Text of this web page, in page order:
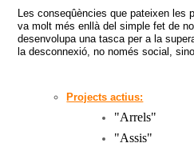
Les conseqûències que pateixen les
va molt més enllà del simple fet de
desenvolupa una tasca per a la
la desconnexió, no només social,
Projects actius:
"Arrels"
"Assis"